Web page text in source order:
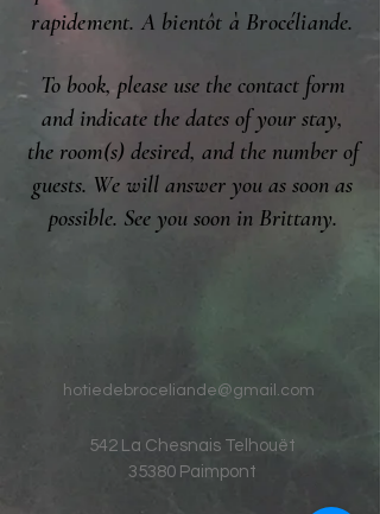
rapidement. A bientôt à Brocéliande.
To book, please use the contact form
and indicate the dates of your stay,
the room(s) desired, and the number of
guests. We will answer you as soon as
possible. See you soon in Brittany.
hotiedebroceliande@gmail.com
542 La Chesnais Telhouët
35380 Paimpont